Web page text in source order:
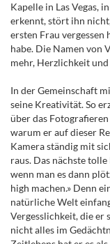
Kapelle in Las Vegas,
erkennt, stört ihn
ersten Frau vergessen
habe. Die Namen von
mehr, Herzlichkeit
In der Gemeinschaft
seine Kreativität. So
über das
warum er auf dieser
Kamera ständig mit
raus. Das nächste
wenn man es dann
high machen.» Denn
natürliche Welt
Vergesslichkeit, die er
nicht alles im